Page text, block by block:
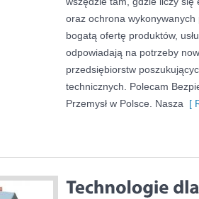
oraz ochrona
bogatą ofertę produktów,
odpowiadają na potrzeby
przedsiębiorstw
technicznych. Polecam
Przemysł w Polsce. Nasza [